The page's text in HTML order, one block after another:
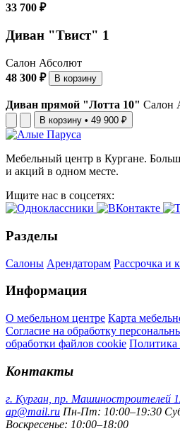
33 700 ₽
Диван "Твист" 1
Салон Абсолют
48 300 ₽
В корзину
Диван прямой "Лотта 10" Салон
В корзину • 49 900 ₽
Мебельный центр в Кургане.
и акций в одном месте.
Ищите нас в соцсетях:
Разделы
Салоны Арендаторам Рассрочка и
Информация
О мебельном центре Карта
Согласие на обработку
обработки файлов cookie Политика
Контакты
г. Курган, пр. Машиностроителей
ap@mail.ru Пн-Пт: 10:00–19:30
Воскресенье: 10:00–18:00